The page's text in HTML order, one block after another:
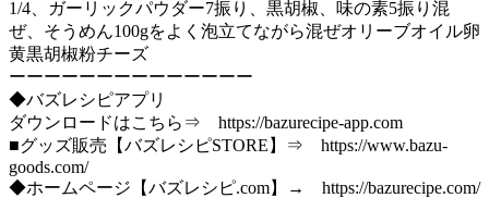
1/4、ガーリックパウダー7振り、黒胡椒、味の素5振り混
ぜ、そうめん100gをよく泡立てながら混ぜオリーブオイル卵
黄黒胡椒粉チーズ
ーーーーーーーーーーーーーー
◆バズレシピアプリ
ダウンロードはこちら⇒ https://bazurecipe-app.com
■グッズ販売【バズレシピSTORE】⇒ https://www.bazu-
goods.com/
◆ホームページ【バズレシピ.com】→ https://bazurecipe.com/